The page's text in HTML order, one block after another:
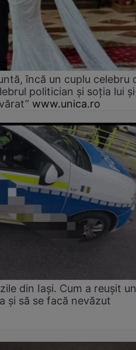
încă un cuplu celebru
politician și soția lui
www.unica.ro
din Iași. Cum a reușit un
și să se facă nevăzut